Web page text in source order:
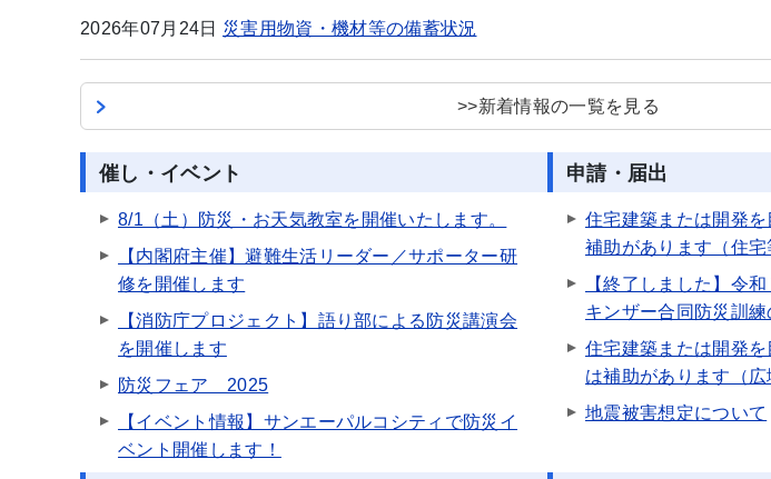
2026年07月24日 災害用物資・機材等の備蓄状況
>>新着情報の一覧を見る
催し・イベント
8/1（土）防災・お天気教室を開催いたします。
【内閣府主催】避難生活リーダー／サポーター研
修を開催します
【消防庁プロジェクト】語り部による防災講演会
を開催します
防災フェア 2025
【イベント情報】サンエーパルコシティで防災イ
ベント開催します！
申請・届出
住宅建築または開発
補助があります（住宅
【終了しました】令
キンザー合同防災訓練
住宅建築または開発
は補助があります（広
地震被害想定について